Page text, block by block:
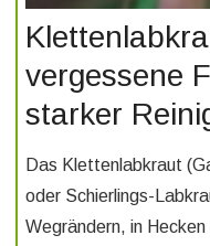
vergessene
starker
Das Klettenlabkraut
oder Schierlings-
Wegrändern, in